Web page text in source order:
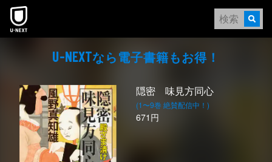
本文へスキップ
U-NEXTなら電⼦書籍もお得！
隠密 味見方同心
(1〜9巻 絶賛配信中！)
671円